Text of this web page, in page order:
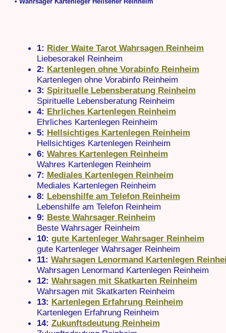
1: Rider Waite Tarot Wahrsagen Reinheim
Liebesorakel Reinheim
2: Kartenlegen ohne Vorabinfo Reinheim
Kartenlegen ohne Vorabinfo Reinheim
3: Spirituelle Lebensberatung Reinheim
Spirituelle Lebensberatung Reinheim
4: Ehrliches Kartenlegen Reinheim
Ehrliches Kartenlegen Reinheim
5: Hellsichtiges Kartenlegen Reinheim
Hellsichtiges Kartenlegen Reinheim
6: Wahres Kartenlegen Reinheim
Wahres Kartenlegen Reinheim
7: Mediales Kartenlegen Reinheim
Mediales Kartenlegen Reinheim
8: Lebenshilfe am Telefon Reinheim
Lebenshilfe am Telefon Reinheim
9: Beste Wahrsager Reinheim
Beste Wahrsager Reinheim
10: gute Kartenleger Wahrsager Reinheim
gute Kartenleger Wahrsager Reinheim
11: Wahrsagen Lenormand Kartenlegen
Wahrsagen Lenormand Kartenlegen Reinheim
12: Wahrsagen mit Skatkarten Reinheim
Wahrsagen mit Skatkarten Reinheim
13: Kartenlegen Erfahrung Reinheim
Kartenlegen Erfahrung Reinheim
14: Zukunftsdeutung Reinheim